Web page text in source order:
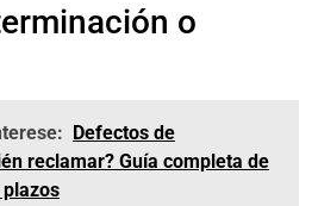
o
Defectos de
reclamar? Guía completa de